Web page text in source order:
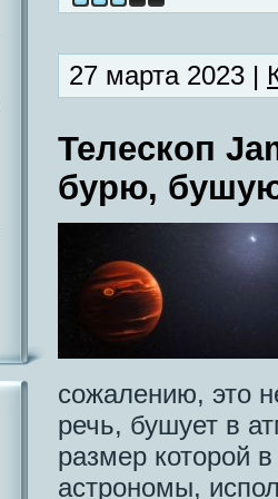
27 марта 2023 |
Телескоп
бурю,
сожалению, это
речь, бушует в
размер которой
астрономы,